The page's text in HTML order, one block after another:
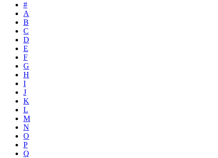
#
A
B
C
D
E
F
G
H
I
J
K
L
M
N
O
P
Q